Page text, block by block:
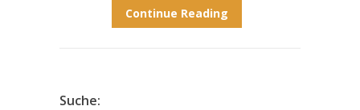
Continue Reading
Suche: